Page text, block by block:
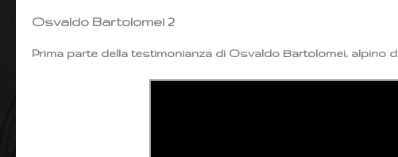
Osvaldo Bartolomei 2
Prima parte della testimonianza di Osvaldo Bartolomei, alpino